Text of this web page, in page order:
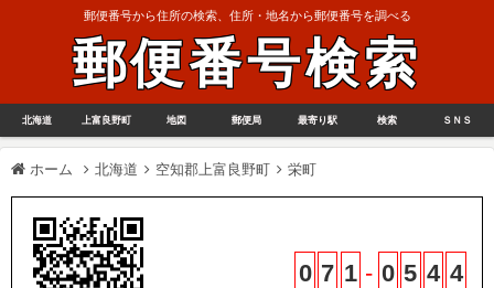
郵便番号から住所の検索、住所・地名から郵便番号を調べる
郵便番号検索
北海道 上富良野町 地図 郵便局 最寄り駅 検索 ＳＮＳ
ホーム 北海道 空知郡上富良野町 栄町
0 7 1 - 0 5 4 4